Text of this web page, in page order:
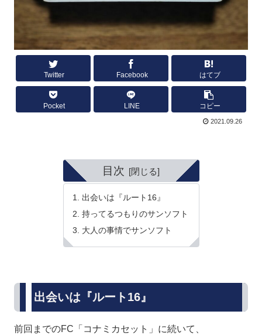
Twitter Facebook はてブ
Pocket LINE コピー
2021.09.26
目次
出会いは『ルート16』
持ってるつもりのサンソフト
大人の事情でサンソフト
出会いは『ルート16』
前回までのFC「コナミカセット」に続いて、